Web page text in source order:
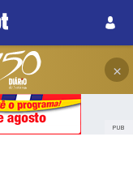
×
PUB